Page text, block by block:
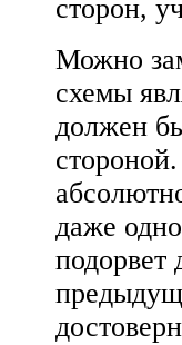
сторон,
Можно
схемы
должен
даже
подорвет